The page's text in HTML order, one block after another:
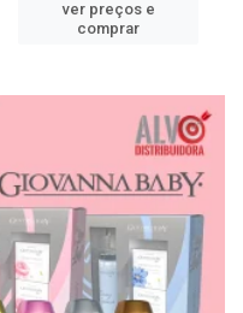
ver preços e
comprar